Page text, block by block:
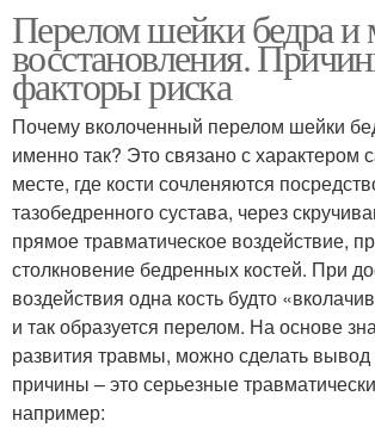
Перелом шейки бедра и
восстановления.
факторы риска
Почему вколоченный перелом шейки
именно так? Это связано с характером
месте, где кости сочленяются
тазобедренного сустава, через
прямое травматическое воздействие,
столкновение бедренных костей. При
воздействия одна кость будто
и так образуется перелом. На основе
развития травмы, можно сделать вывод
причины – это серьезные
например: